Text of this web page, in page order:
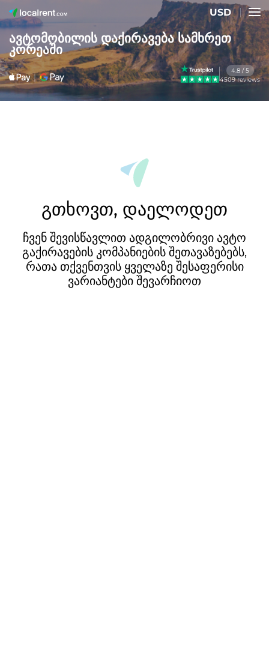
USD
ავტომობილის დაქირავება სამხრეთ
კორეაში
4.8 / 5
4509 reviews
გთხოვთ, დაელოდეთ
ჩვენ შევისწავლით ადგილობრივი ავტო
გაქირავების კომპანიების შეთავაზებებს,
რათა თქვენთვის ყველაზე შესაფერისი
ვარიანტები შევარჩიოთ